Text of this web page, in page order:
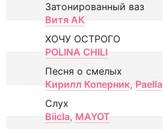
Затонированный ваз
Витя АК
ХОЧУ ОСТРОГО
POLINA CHILI
Песня о смелых
Кирилл Коперник, Paella
Слух
Biicla, MAYOT